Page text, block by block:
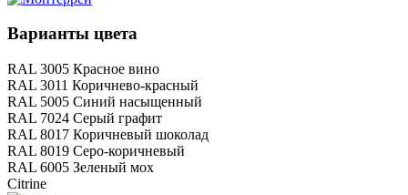
Варианты цвета
RAL 3005 Красное вино
RAL 3011 Коричнево-красный
RAL 5005 Синий насыщенный
RAL 7024 Серый графит
RAL 8017 Коричневый шоколад
RAL 8019 Серо-коричневый
RAL 6005 Зеленый мох
Citrine